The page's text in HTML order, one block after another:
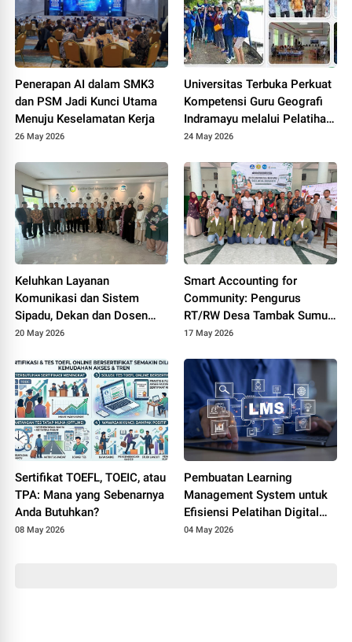
Penerapan AI dalam SMK3
dan PSM Jadi Kunci Utama
Menuju Keselamatan Kerja
26 May 2026
Universitas Terbuka Perkuat
Kompetensi Guru Geografi
Indramayu melalui Pelatihan
Drone Mapping dan Analisis
24 May 2026
Keluhkan Layanan
Komunikasi dan Sistem
Sipadu, Dekan dan Dosen
FTIK PTIQ Datangi Rektorat
20 May 2026
Smart Accounting for
Community: Pengurus
RT/RW Desa Tambak Sumur
Ikuti Pelatihan Transparansi
Digital
17 May 2026
Sertifikat TOEFL, TOEIC, atau
TPA: Mana yang Sebenarnya
Anda Butuhkan?
08 May 2026
Pembuatan Learning
Management System untuk
Efisiensi Pelatihan Digital
Perusahaan
04 May 2026